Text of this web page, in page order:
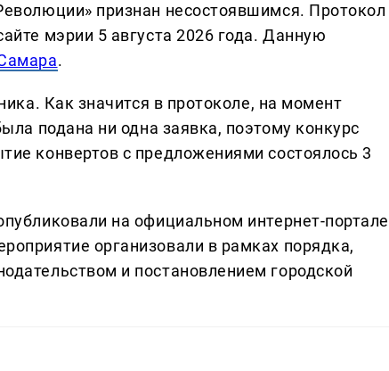
признан несостоявшимся. Протокол
мэрии 5 августа 2026 года. Данную
.
Как значится в протоколе, на момент
подана ни одна заявка, поэтому конкурс
конвертов с предложениями состоялось 3
на официальном интернет-портале
организовали в рамках порядка,
и постановлением городской